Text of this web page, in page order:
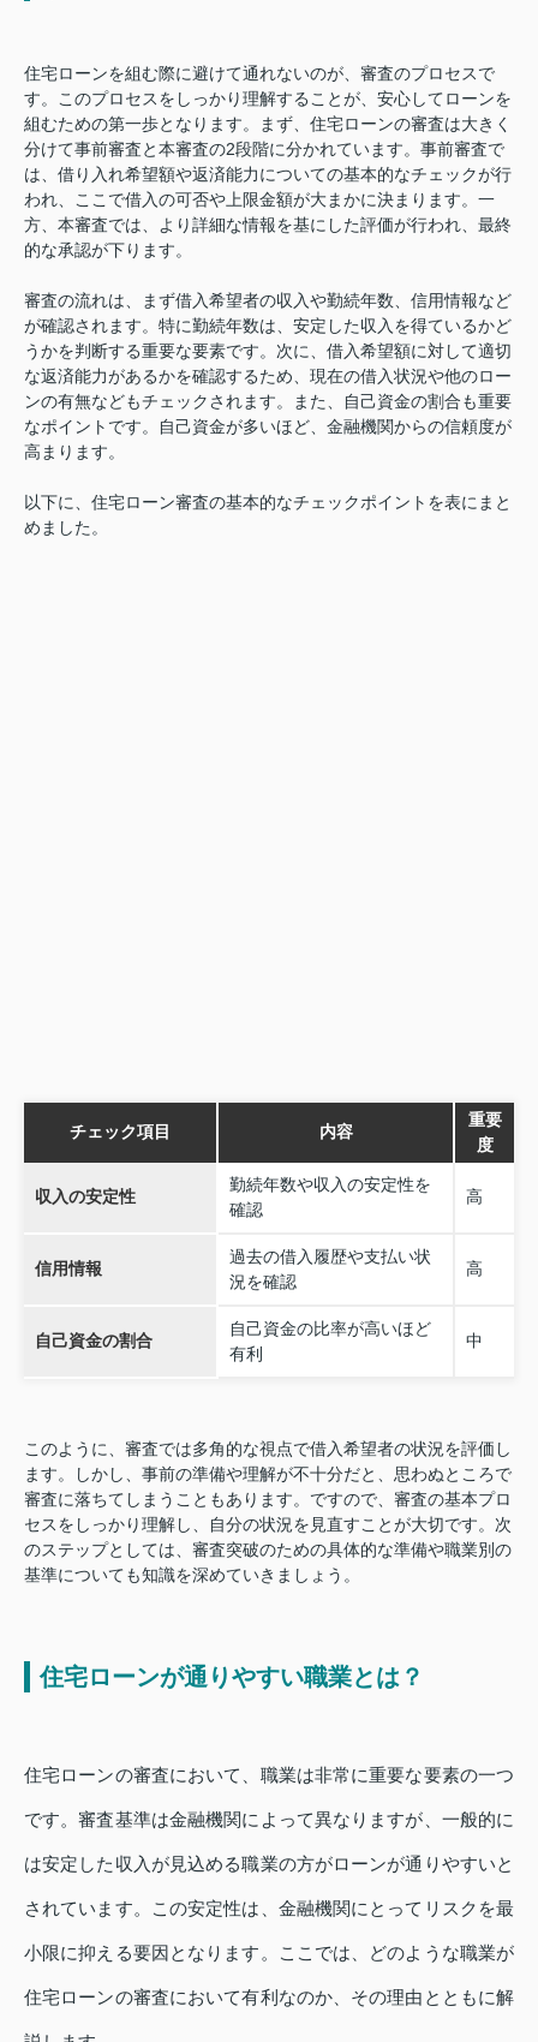
住宅ローンを組む際に避けて通れないのが、審査のプロセスで
す。このプロセスをしっかり理解することが、安心してローンを
組むための第一歩となります。まず、住宅ローンの審査は大きく
分けて事前審査と本審査の2段階に分かれています。事前審査で
は、借り入れ希望額や返済能力についての基本的なチェックが行
われ、ここで借入の可否や上限金額が大まかに決まります。一
方、本審査では、より詳細な情報を基にした評価が行われ、最終
的な承認が下ります。
審査の流れは、まず借入希望者の収入や勤続年数、信用情報など
が確認されます。特に勤続年数は、安定した収入を得ているかど
うかを判断する重要な要素です。次に、借入希望額に対して適切
な返済能力があるかを確認するため、現在の借入状況や他のロー
ンの有無などもチェックされます。また、自己資金の割合も重要
なポイントです。自己資金が多いほど、金融機関からの信頼度が
高まります。
以下に、住宅ローン審査の基本的なチェックポイントを表にまと
めました。
チェック項目 内容
重要
度
収入の安定性
勤続年数や収入の安定性を
確認
高
信用情報
過去の借入履歴や支払い状
況を確認
高
自己資金の割合
自己資金の比率が高いほど
有利
中
このように、審査では多角的な視点で借入希望者の状況を評価し
ます。しかし、事前の準備や理解が不十分だと、思わぬところで
審査に落ちてしまうこともあります。ですので、審査の基本プロ
セスをしっかり理解し、自分の状況を見直すことが大切です。次
のステップとしては、審査突破のための具体的な準備や職業別の
基準についても知識を深めていきましょう。
住宅ローンが通りやすい職業とは？
住宅ローンの審査において、職業は非常に重要な要素の一つ
です。審査基準は金融機関によって異なりますが、一般的に
は安定した収入が見込める職業の方がローンが通りやすいと
されています。この安定性は、金融機関にとってリスクを最
小限に抑える要因となります。ここでは、どのような職業が
住宅ローンの審査において有利なのか、その理由とともに解